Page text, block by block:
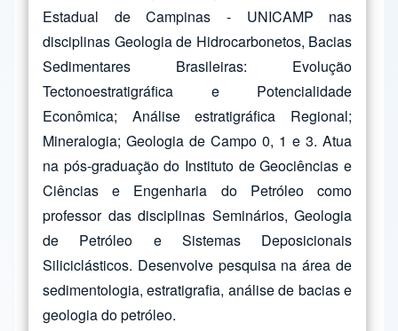
Estadual de Campinas - UNICAMP nas
disciplinas Geologia de Hidrocarbonetos, Bacias
Sedimentares Brasileiras: Evolução
Tectonoestratigráfica e Potencialidade
Econômica; Análise estratigráfica Regional;
Mineralogia; Geologia de Campo 0, 1 e 3. Atua
na pós-graduação do Instituto de Geociências e
Ciências e Engenharia do Petróleo como
professor das disciplinas Seminários, Geologia
de Petróleo e Sistemas Deposicionais
Siliciclásticos. Desenvolve pesquisa na área de
sedimentologia, estratigrafia, análise de bacias e
geologia do petróleo.